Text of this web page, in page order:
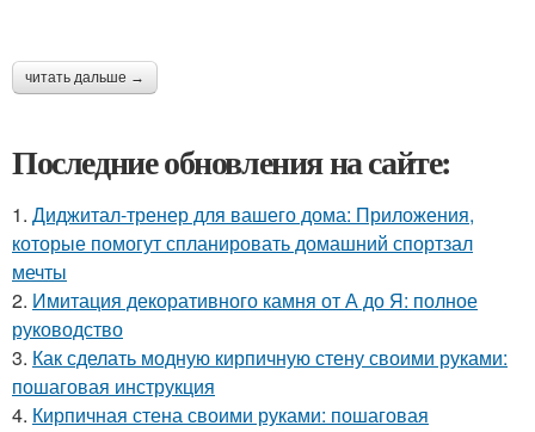
читать дальше →
Последние обновления на сайте:
1. Диджитал-тренер для вашего дома: Приложения,
которые помогут спланировать домашний спортзал
мечты
2. Имитация декоративного камня от А до Я: полное
руководство
3. Как сделать модную кирпичную стену своими руками:
пошаговая инструкция
4. Кирпичная стена своими руками: пошаговая